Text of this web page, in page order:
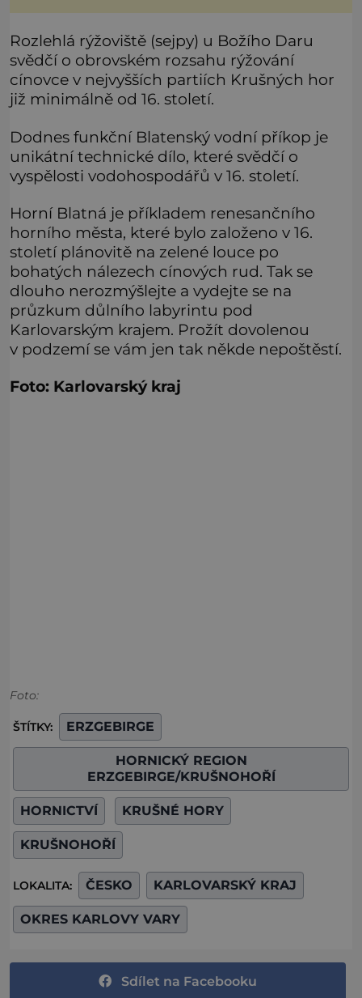
Rozlehlá rýžoviště (sejpy) u Božího Daru
svědčí o obrovském rozsahu rýžování
cínovce v nejvyšších partiích Krušných hor
již minimálně od 16. století.
Dodnes funkční Blatenský vodní příkop je
unikátní technické dílo, které svědčí o
vyspělosti vodohospodářů v 16. století.
Horní Blatná je příkladem renesančního
horního města, které bylo založeno v 16.
století plánovitě na zelené louce po
bohatých nálezech cínových rud. Tak se
dlouho nerozmýšlejte a vydejte se na
průzkum důlního labyrintu pod
Karlovarským krajem. Prožít dovolenou
v podzemí se vám jen tak někde nepoštěstí.
Foto: Karlovarský kraj
Foto:
ŠTÍTKY: ERZGEBIRGE
HORNICKÝ REGION
ERZGEBIRGE/KRUŠNOHOŘÍ
HORNICTVÍ KRUŠNÉ HORY
KRUŠNOHOŘÍ
LOKALITA: ČESKO KARLOVARSKÝ KRAJ
OKRES KARLOVY VARY
Sdílet na Facebooku